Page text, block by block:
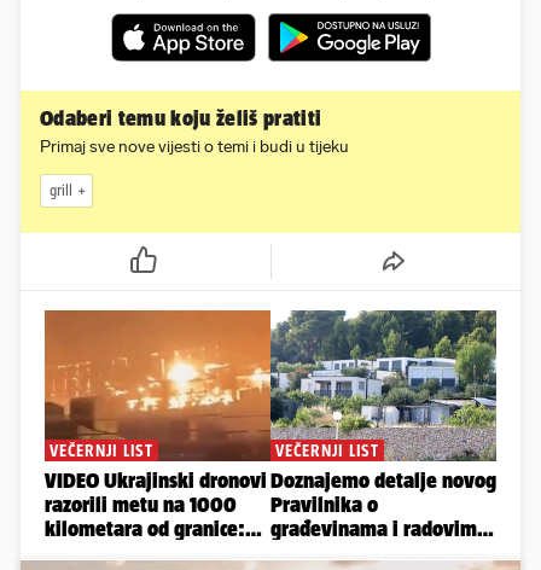
Odaberi temu koju želiš pratiti
Primaj sve nove vijesti o temi i budi u tijeku
grill